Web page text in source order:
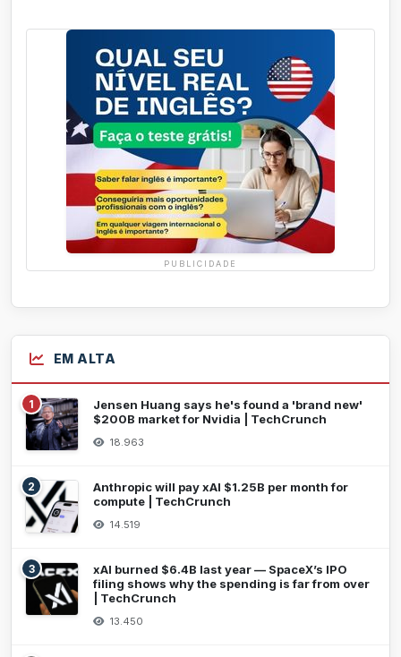
PUBLICIDADE
EM ALTA
1
Jensen Huang says he's found a 'brand new'
$200B market for Nvidia | TechCrunch
18.963
2
Anthropic will pay xAI $1.25B per month for
compute | TechCrunch
14.519
3
xAI burned $6.4B last year — SpaceX’s IPO
filing shows why the spending is far from over
| TechCrunch
13.450